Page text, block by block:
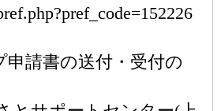
請書の送付・受付の